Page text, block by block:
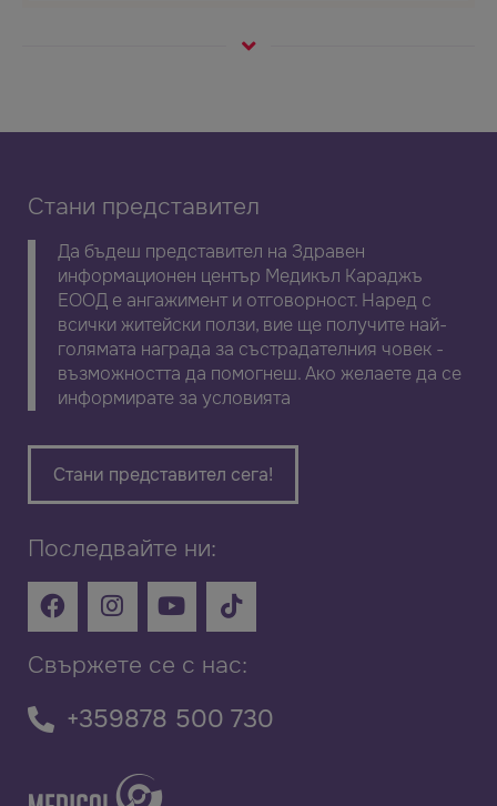
Стани представител
Да бъдеш представител на Здравен
информационен център Медикъл Караджъ
ЕООД е ангажимент и отговорност. Наред с
всички житейски ползи, вие ще получите най-
голямата награда за състрадателния човек -
възможността да помогнеш. Ако желаете да се
информирате за условията
Стани представител сега!
Последвайте ни:
Свържете се с нас:
+359878 500 730